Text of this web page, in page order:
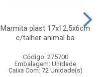
Marmita plast 17x12,5x6cm
c/talher animal ba
Código: 275700
Embalagem: Unidade
Caixa Com: 72 Unidade(s)